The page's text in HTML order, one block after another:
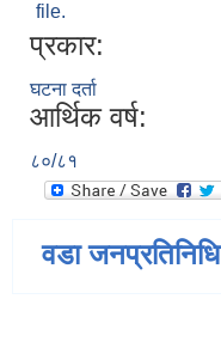
file.
प्रकार:
घटना दर्ता
आर्थिक वर्ष:
८०/८१
वडा जनप्रतिनिधि